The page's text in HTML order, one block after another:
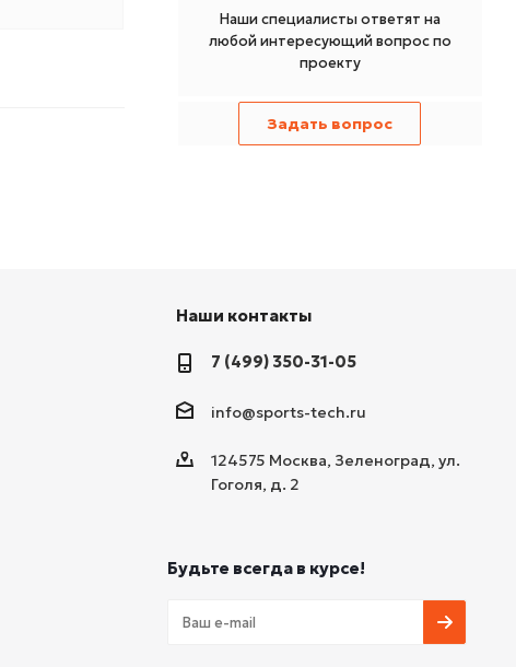
Наши специалисты ответят на
любой интересующий вопрос по
проекту
Задать вопрос
Наши контакты
7 (499) 350-31-05
info@sports-tech.ru
124575 Москва, Зеленоград, ул.
Гоголя, д. 2
Будьте всегда в курсе!